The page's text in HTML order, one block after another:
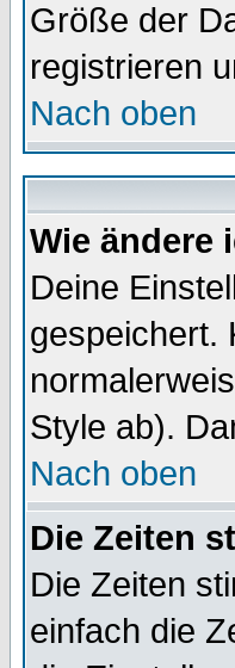
Größe der
registrieren
Nach oben
Wie ändere
Deine
gespeichert.
Style ab).
Nach oben
Die Zeiten
Die Zeiten
einfach die